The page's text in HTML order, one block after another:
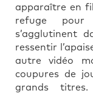
apparaître en
refuge pour
s’agglutinent
ressentir
autre vidéo
coupures de
grands